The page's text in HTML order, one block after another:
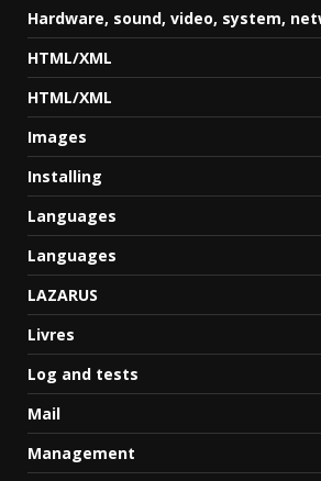
Hardware, sound, video, system,
HTML/XML
HTML/XML
Images
Installing
Languages
Languages
LAZARUS
Livres
Log and tests
Mail
Management